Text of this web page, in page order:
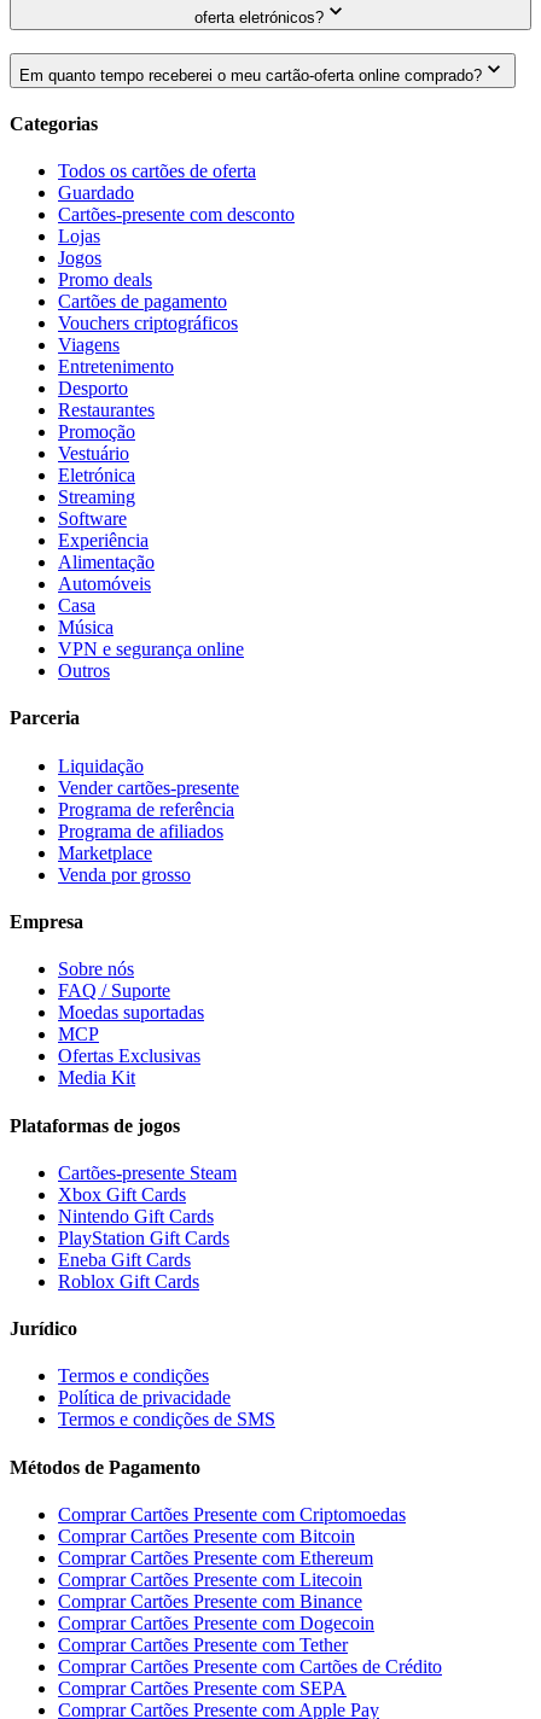
oferta eletrónicos?
Em quanto tempo receberei o meu cartão-oferta online comprado?
Categorias
Todos os cartões de oferta
Guardado
Cartões-presente com desconto
Lojas
Jogos
Promo deals
Cartões de pagamento
Vouchers criptográficos
Viagens
Entretenimento
Desporto
Restaurantes
Promoção
Vestuário
Eletrónica
Streaming
Software
Experiência
Alimentação
Automóveis
Casa
Música
VPN e segurança online
Outros
Parceria
Liquidação
Vender cartões-presente
Programa de referência
Programa de afiliados
Marketplace
Venda por grosso
Empresa
Sobre nós
FAQ / Suporte
Moedas suportadas
MCP
Ofertas Exclusivas
Media Kit
Plataformas de jogos
Cartões-presente Steam
Xbox Gift Cards
Nintendo Gift Cards
PlayStation Gift Cards
Eneba Gift Cards
Roblox Gift Cards
Jurídico
Termos e condições
Política de privacidade
Termos e condições de SMS
Métodos de Pagamento
Comprar Cartões Presente com Criptomoedas
Comprar Cartões Presente com Bitcoin
Comprar Cartões Presente com Ethereum
Comprar Cartões Presente com Litecoin
Comprar Cartões Presente com Binance
Comprar Cartões Presente com Dogecoin
Comprar Cartões Presente com Tether
Comprar Cartões Presente com Cartões de Crédito
Comprar Cartões Presente com SEPA
Comprar Cartões Presente com Apple Pay